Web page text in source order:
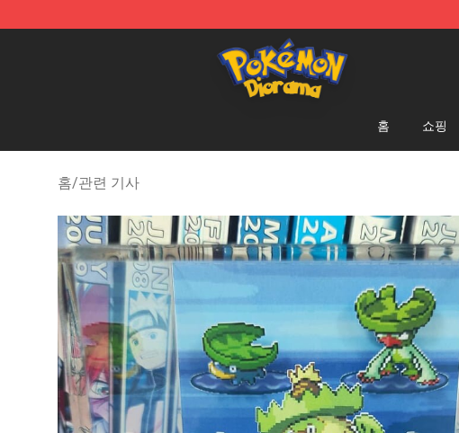
Pokemon Diorama Shop - The Best Store of Pokemon Diorama
홈 쇼핑
홈/관련 기사